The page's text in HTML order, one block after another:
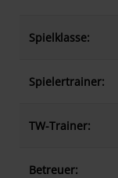
Spielklasse:
Spielertrainer:
TW-Trainer:
Betreuer: